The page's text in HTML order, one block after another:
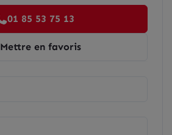
01 85 53 75 13
Mettre en favoris